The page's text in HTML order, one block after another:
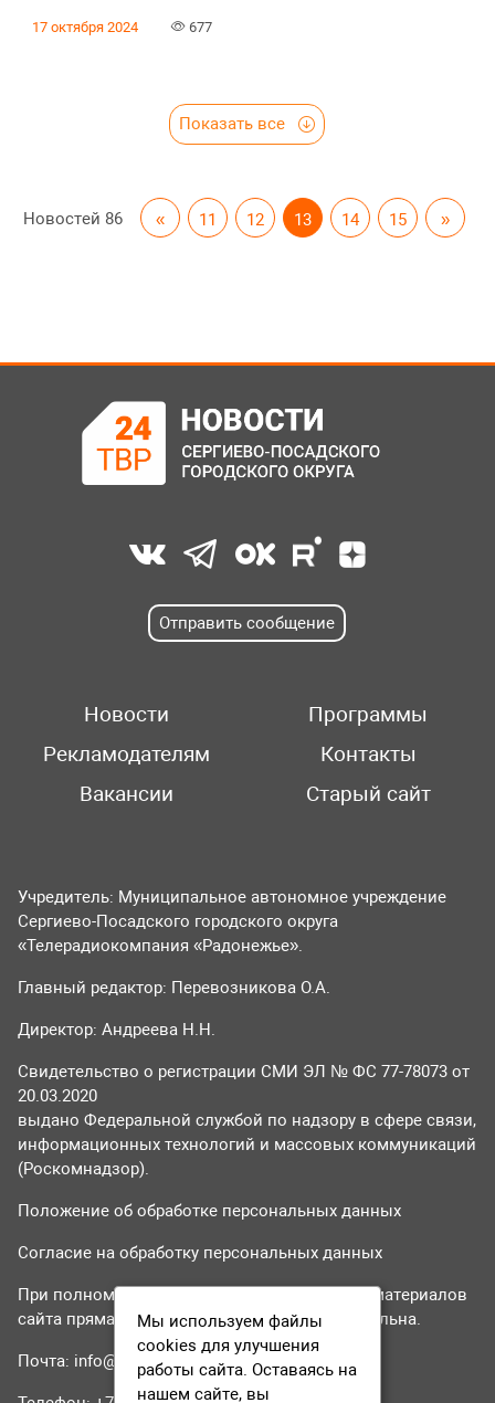
17 октября 2024 677
Показать все
Новостей 86 « 11 12 13 14 15 »
Отправить сообщение
Новости
Программы
Рекламодателям
Контакты
Вакансии
Старый сайт
Учредитель: Муниципальное автономное учреждение
Сергиево-Посадского городского округа
«Телерадиокомпания «Радонежье».
Главный редактор: Перевозникова О.А.
Директор: Андреева Н.Н.
Свидетельство о регистрации СМИ ЭЛ № ФС 77-78073 от
20.03.2020
выдано Федеральной службой по надзору в сфере связи,
информационных технологий и массовых коммуникаций
(Роскомнадзор).
Положение об обработке персональных данных
Согласие на обработку персональных данных
При полном или частичном использовании материалов
сайта прямая гиперссылка на tvr24.tv обязательна.
Почта: info@tvr24.tv
Мы используем файлы
cookies для улучшения
работы сайта. Оставаясь на
нашем сайте, вы